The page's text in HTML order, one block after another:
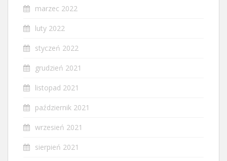
marzec 2022
luty 2022
styczeń 2022
grudzień 2021
listopad 2021
październik 2021
wrzesień 2021
sierpień 2021